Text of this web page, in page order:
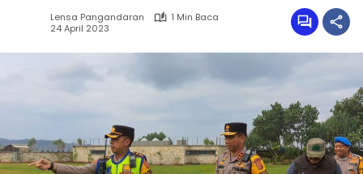
Lensa Pangandaran
1 Min Baca
24 April 2023